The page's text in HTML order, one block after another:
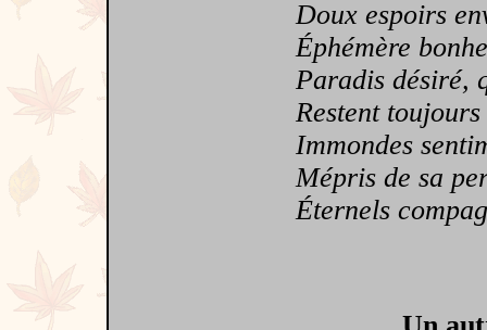
Doux espoirs
Éphémère
Paradis désiré,
Restent toujours
Immondes
Mépris de sa
Éternels